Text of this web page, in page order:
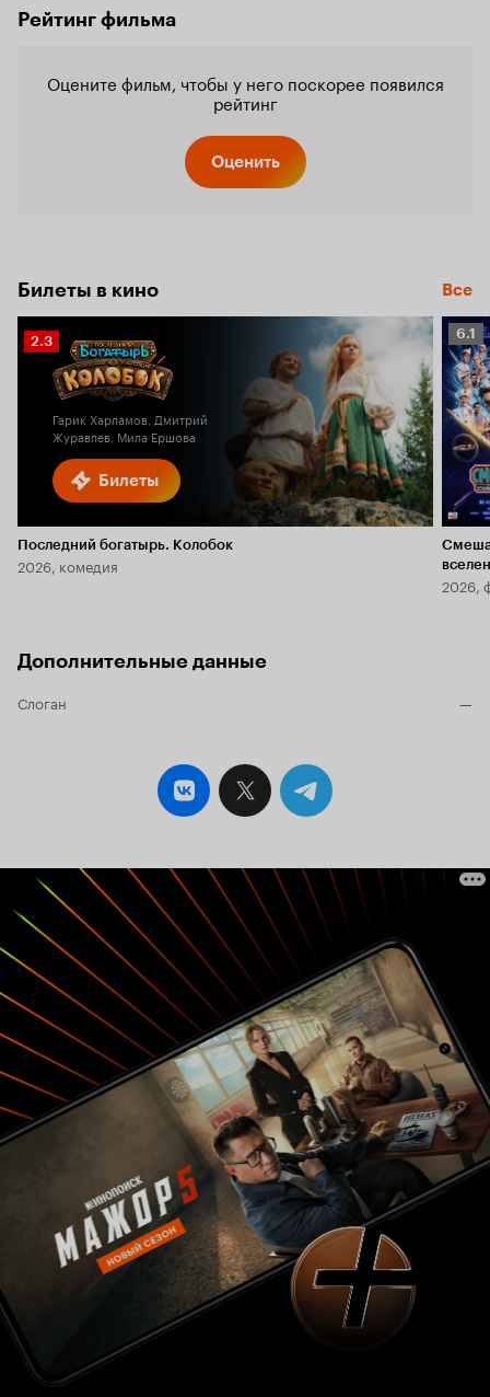
Рейтинг фильма
Оцените фильм, чтобы у него поскорее появился
рейтинг
Оценить
Билеты в кино Все
Билеты
Рейтинг
Кинопоиска
2.3
Гарик Харламов, Дмитрий
Журавлев, Мила Ершова
Последний богатырь. Колобок
2026, комедия
6.1
6.1
2026,
Дополнительные данные
Слоган —